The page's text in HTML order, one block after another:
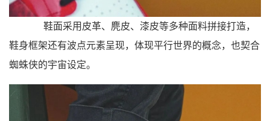
鞋面采用皮革、麂皮、漆皮等多种面料拼接打造，
鞋身框架还有波点元素呈现，体现平行世界的概念，也契合
蜘蛛侠的宇宙设定。